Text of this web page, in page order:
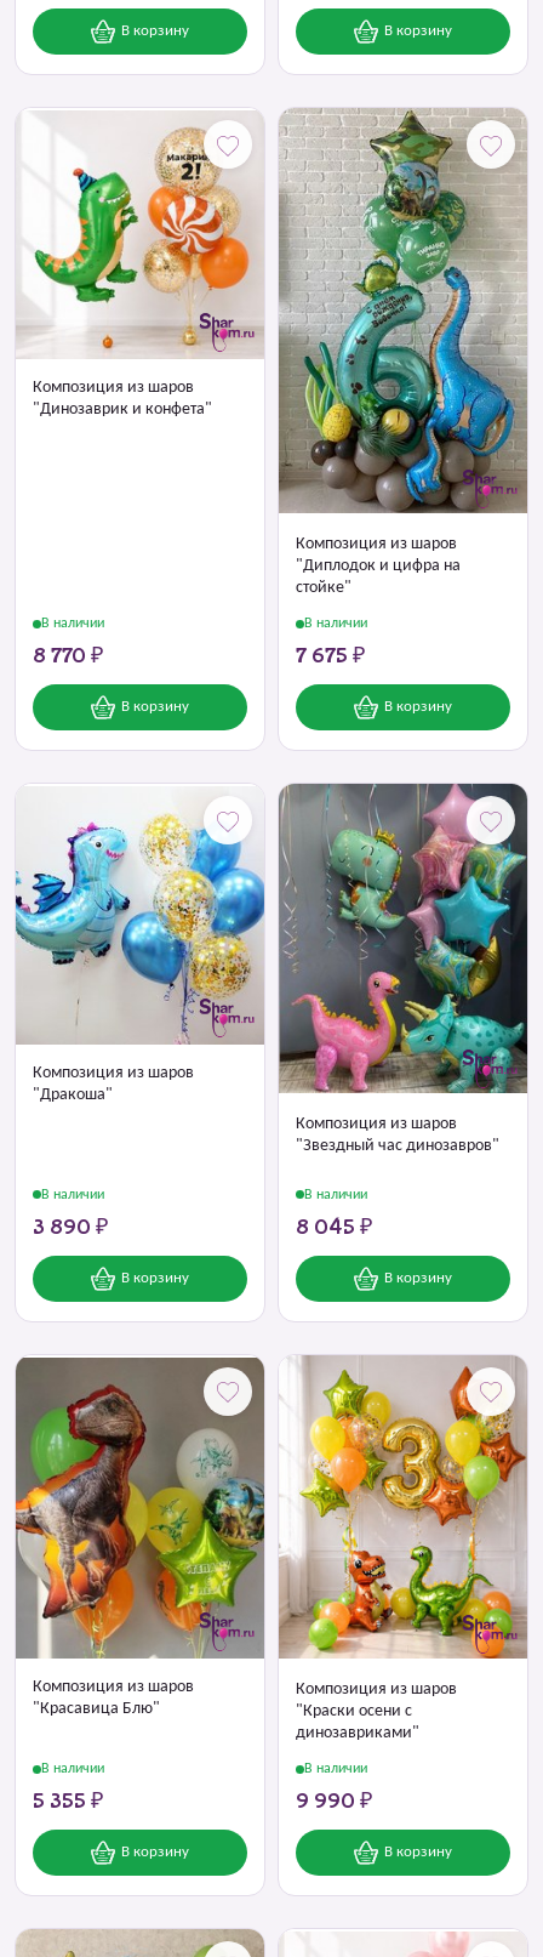
В корзину В корзину
Композиция из шаров
"Динозаврик и конфета"
В наличии
8 770 ₽
В корзину
Композиция из шаров
"Диплодок и цифра на
стойке"
В наличии
7 675 ₽
В корзину
Композиция из шаров
"Дракоша"
В наличии
3 890 ₽
В корзину
Композиция из шаров
"Звездный час динозавров"
В наличии
8 045 ₽
В корзину
Композиция из шаров
"Красавица Блю"
В наличии
5 355 ₽
В корзину
Композиция из шаров
"Краски осени с
динозавриками"
В наличии
9 990 ₽
В корзину